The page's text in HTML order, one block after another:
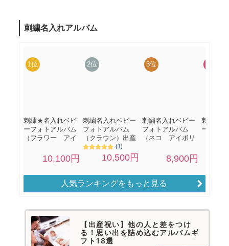
人気ランキングをもっと見る
【出産祝い】他の人と差をつけ
る！思い出を詰め込むアルバムギ
フト18選